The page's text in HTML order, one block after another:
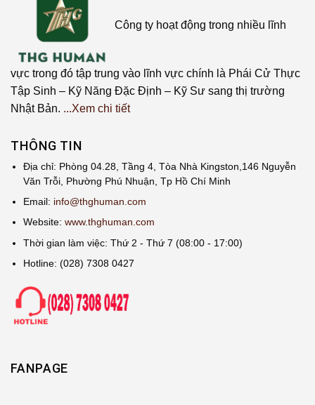
Công ty hoạt động trong nhiều lĩnh
vực trong đó tập trung vào lĩnh vực chính là Phái Cử Thực
Tập Sinh – Kỹ Năng Đặc Định – Kỹ Sư sang thị trường
Nhật Bản. ...Xem chi tiết
THÔNG TIN
Địa chỉ: Phòng 04.28, Tầng 4, Tòa Nhà Kingston,146 Nguyễn
Văn Trỗi, Phường Phú Nhuận, Tp Hồ Chí Minh
Email: info@thghuman.com
Website: www.thghuman.com
Thời gian làm việc: Thứ 2 - Thứ 7 (08:00 - 17:00)
Hotline: (028) 7308 0427
FANPAGE